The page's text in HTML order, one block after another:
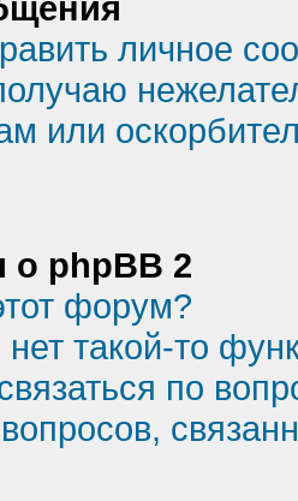
личное
или
phpBB 2
форум?
такой-то
по